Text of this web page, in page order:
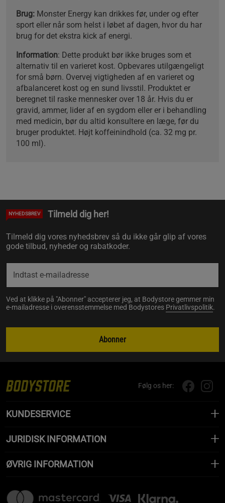
Brug: Monster Energy kan drikkes før, under og efter
sport eller når som helst i løbet af dagen, hvor du har
brug for det ekstra kick af energi.
Information: Dette produkt bør ikke bruges som et
alternativ til en varieret kost. Opbevares utilgængeligt
for små børn. Overvej vigtigheden af en varieret og
afbalanceret kost og en sund livsstil. Produktet er
beregnet til raske mennesker over 18 år. Hvis du er
gravid, ammer, lider af en sygdom eller er i behandling
med medicin, bør du altid konsultere en læge, før du
bruger produktet. Højt koffeinindhold (ca. 32 mg pr.
100 ml).
NYHEDSBREV Tilmeld dig her!
Tilmeld dig vores nyhedsbrev så du ikke går glip af vores
gode tilbud, nyheder og rabatkoder.
Ved at klikke på "Abonner" accepterer jeg, at Bodystore gemmer min
e-mailadresse i overensstemmelse med Bodystores Privatlivspolitik.
Abonner
Følg os her:
KUNDESERVICE
JURIDISK INFORMATION
ØVRIG INFORMATION